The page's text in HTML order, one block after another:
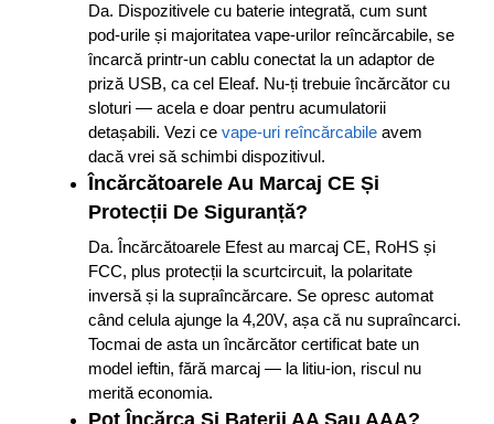
Da. Dispozitivele cu baterie integrată, cum sunt
pod-urile și majoritatea vape-urilor reîncărcabile, se
încarcă printr-un cablu conectat la un adaptor de
priză USB, ca cel Eleaf. Nu-ți trebuie încărcător cu
sloturi — acela e doar pentru acumulatorii
detașabili. Vezi ce vape-uri reîncărcabile avem
dacă vrei să schimbi dispozitivul.
Încărcătoarele Au Marcaj CE Și
Protecții De Siguranță?
Da. Încărcătoarele Efest au marcaj CE, RoHS și
FCC, plus protecții la scurtcircuit, la polaritate
inversă și la supraîncărcare. Se opresc automat
când celula ajunge la 4,20V, așa că nu supraîncarci.
Tocmai de asta un încărcător certificat bate un
model ieftin, fără marcaj — la litiu-ion, riscul nu
merită economia.